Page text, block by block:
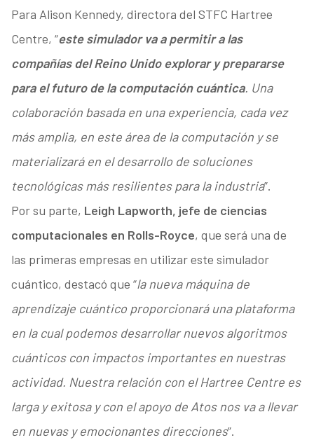
Para Alison Kennedy, directora del STFC Hartree
Centre, “este simulador va a permitir a las
compañías del Reino Unido explorar y prepararse
para el futuro de la computación cuántica. Una
colaboración basada en una experiencia, cada vez
más amplia, en este área de la computación y se
materializará en el desarrollo de soluciones
tecnológicas más resilientes para la industria”.
Por su parte, Leigh Lapworth, jefe de ciencias
computacionales en Rolls-Royce, que será una de
las primeras empresas en utilizar este simulador
cuántico, destacó que “la nueva máquina de
aprendizaje cuántico proporcionará una plataforma
en la cual podemos desarrollar nuevos algoritmos
cuánticos con impactos importantes en nuestras
actividad. Nuestra relación con el Hartree Centre es
larga y exitosa y con el apoyo de Atos nos va a llevar
en nuevas y emocionantes direcciones”.